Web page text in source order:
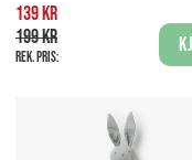
139 kr
199 kr
Rek. pris: